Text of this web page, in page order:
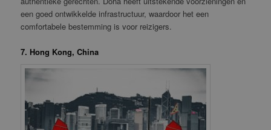
een goed ontwikkelde infrastructuur, waardoor het een
comfortabele bestemming is voor reizigers.
7. Hong Kong, China